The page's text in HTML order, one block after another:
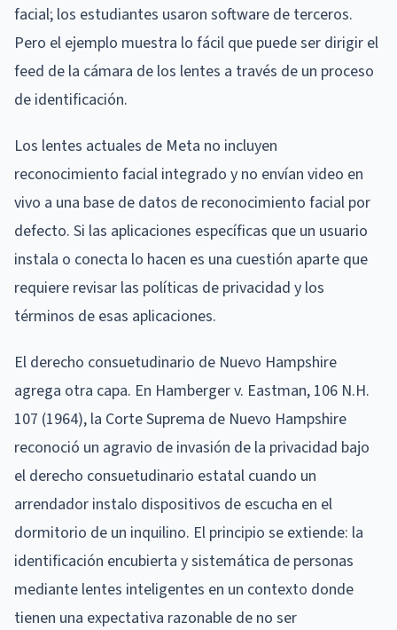
facial; los estudiantes usaron software de terceros.
Pero el ejemplo muestra lo fácil que puede ser dirigir el
feed de la cámara de los lentes a través de un proceso
de identificación.
Los lentes actuales de Meta no incluyen
reconocimiento facial integrado y no envían video en
vivo a una base de datos de reconocimiento facial por
defecto. Si las aplicaciones específicas que un usuario
instala o conecta lo hacen es una cuestión aparte que
requiere revisar las políticas de privacidad y los
términos de esas aplicaciones.
El derecho consuetudinario de Nuevo Hampshire
agrega otra capa. En Hamberger v. Eastman, 106 N.H.
107 (1964), la Corte Suprema de Nuevo Hampshire
reconoció un agravio de invasión de la privacidad bajo
el derecho consuetudinario estatal cuando un
arrendador instalo dispositivos de escucha en el
dormitorio de un inquilino. El principio se extiende: la
identificación encubierta y sistemática de personas
mediante lentes inteligentes en un contexto donde
tienen una expectativa razonable de no ser